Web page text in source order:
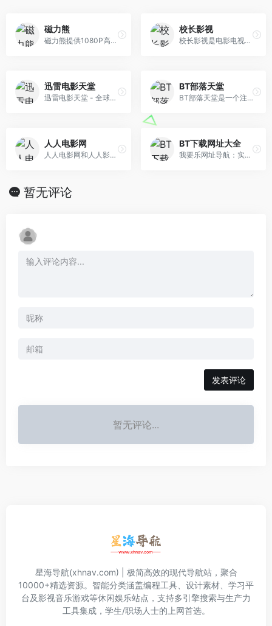
磁力熊
磁力熊提供1080P高清电影磁力迅雷下载,豆瓣Top250及豆瓣高分电影1080P高清磁力下载。
校长影视
校长影视是电影电视剧爱好者的天堂，为你提供高清电影、韩剧、美剧、日剧、泰剧、香港tvb、百度云电影下载、迅雷电影下载服务，全部高清电影。
迅雷电影天堂
迅雷电影天堂 - 全球领先的高清电影下载平台，以丰富的内容、极致的下载体验、满足您最新电影迅雷下载和BT下载需求。每日更新720p、1080p，蓝光高清电影下载资源。
BT部落天堂
BT部落天堂是一个注重体验与质量的影视资源下载网站，每天更新720p、1080p，蓝光高清等电影种子资源
人人电影网
人人电影网和人人影视是国内最优秀的电影迅雷下载、百度云盘资源网站，免费提供电影、韩剧、美剧、日剧资源，你想看的影视大片，这里都有。
BT下载网址大全
我要乐网址导航：实用网址大全，您的上网导航助手。精心收集优质BT下载网站信息与BT下载网址大全，提供BT下载网站 影视资源BT下载 动漫BT下载 网盘磁 力链接搜索 BT磁力下载软件 等分类网址导航服务，已被众多网友设为上网主页。网址之家，首选我要乐网址大全。
暂无评论
发表评论
暂无评论...
星海导航(xhnav.com) | 极简高效的现代导航站，聚合
10000+精选资源。智能分类涵盖编程工具、设计素材、学习平
台及影视音乐游戏等休闲娱乐站点，支持多引擎搜索与生产力
工具集成，学生/职场人士的上网首选。